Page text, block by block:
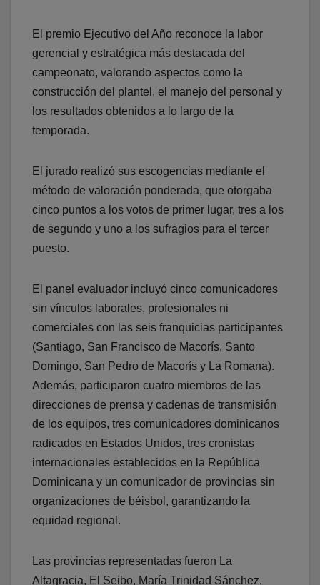
El premio Ejecutivo del Año reconoce la labor
gerencial y estratégica más destacada del
campeonato, valorando aspectos como la
construcción del plantel, el manejo del personal y
los resultados obtenidos a lo largo de la
temporada.
El jurado realizó sus escogencias mediante el
método de valoración ponderada, que otorgaba
cinco puntos a los votos de primer lugar, tres a los
de segundo y uno a los sufragios para el tercer
puesto.
El panel evaluador incluyó cinco comunicadores
sin vínculos laborales, profesionales ni
comerciales con las seis franquicias participantes
(Santiago, San Francisco de Macorís, Santo
Domingo, San Pedro de Macorís y La Romana).
Además, participaron cuatro miembros de las
direcciones de prensa y cadenas de transmisión
de los equipos, tres comunicadores dominicanos
radicados en Estados Unidos, tres cronistas
internacionales establecidos en la República
Dominicana y un comunicador de provincias sin
organizaciones de béisbol, garantizando la
equidad regional.
Las provincias representadas fueron La
Altagracia, El Seibo, María Trinidad Sánchez,